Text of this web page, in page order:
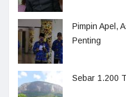
Pimpin Apel,
Penting
Sebar 1.200